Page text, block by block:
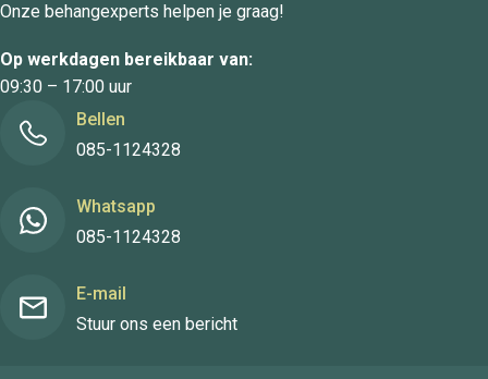
Onze behangexperts helpen je graag!
Op werkdagen bereikbaar van:
09:30 – 17:00 uur
Bellen
085-1124328
Whatsapp
085-1124328
E-mail
Stuur ons een bericht